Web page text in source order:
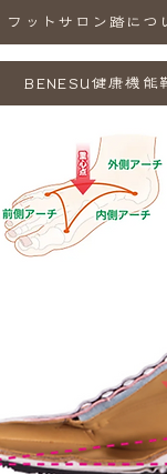
フットサロン踏につ
BENESU健康機能